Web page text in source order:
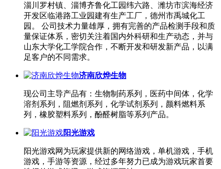
淄川罗村镇、淄博齐鲁化工园纬六路、潍坊市滨海经济
开发区临港路工业园建有生产工厂，德州市禹城化工
园。 公司技术力量雄厚，拥有完善的产品检测手段和质
量保证体系，密切关注着国内外科研和生产动态，并与
山东大学化工学院合作，不断开发和研发新产品，以满
足客户的不同需求。
济南欣烨生物
现公司主导产品有：生物制药系列，医药中间体，化学
溶剂系列，阻燃剂系列，化学试剂系列，颜料燃料系
列，橡胶塑料系列，酚醛树脂等系列产品。
阳光游戏
阳光游戏网为玩家提供新的网络游戏，单机游戏，手机
游戏，手游等资源，经过多年努力已成为游戏玩家首要